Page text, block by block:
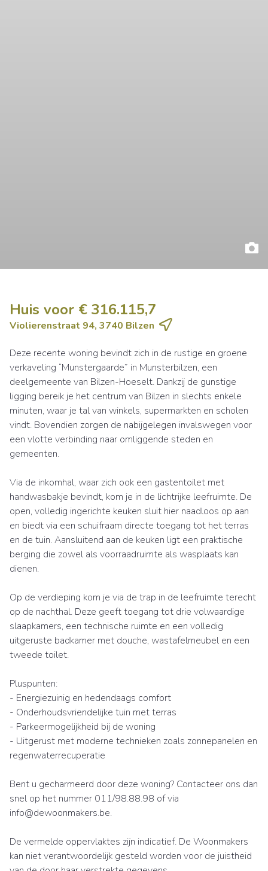
Huis voor € 316.115,7
Violierenstraat 94, 3740 Bilzen
Deze recente woning bevindt zich in de rustige en groene
verkaveling “Munstergaarde” in Munsterbilzen, een
deelgemeente van Bilzen-Hoeselt. Dankzij de gunstige
ligging bereik je het centrum van Bilzen in slechts enkele
minuten, waar je tal van winkels, supermarkten en scholen
vindt. Bovendien zorgen de nabijgelegen invalswegen voor
een vlotte verbinding naar omliggende steden en
gemeenten.
Via de inkomhal, waar zich ook een gastentoilet met
handwasbakje bevindt, kom je in de lichtrijke leefruimte. De
open, volledig ingerichte keuken sluit hier naadloos op aan
en biedt via een schuifraam directe toegang tot het terras
en de tuin. Aansluitend aan de keuken ligt een praktische
berging die zowel als voorraadruimte als wasplaats kan
dienen.
Op de verdieping kom je via de trap in de leefruimte terecht
op de nachthal. Deze geeft toegang tot drie volwaardige
slaapkamers, een technische ruimte en een volledig
uitgeruste badkamer met douche, wastafelmeubel en een
tweede toilet.
Pluspunten:
- Energiezuinig en hedendaags comfort
- Onderhoudsvriendelijke tuin met terras
- Parkeermogelijkheid bij de woning
- Uitgerust met moderne technieken zoals zonnepanelen en
regenwaterrecuperatie
Bent u gecharmeerd door deze woning? Contacteer ons dan
snel op het nummer 011/98.88.98 of via
info@dewoonmakers.be.
De vermelde oppervlaktes zijn indicatief. De Woonmakers
kan niet verantwoordelijk gesteld worden voor de juistheid